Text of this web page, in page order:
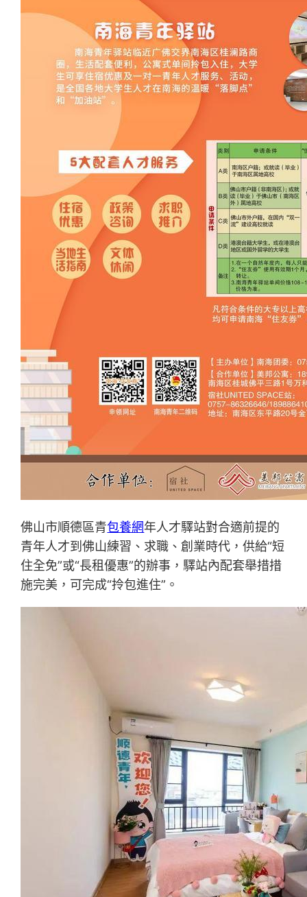
佛山市順德區青包養網年人才驛站對合適前提的
青年人才到佛山練習、求職、創業時代，供給“短
住全免”或“長租優惠”的辦事，驛站內配套舉措措
施完美，可完成“拎包進住”。